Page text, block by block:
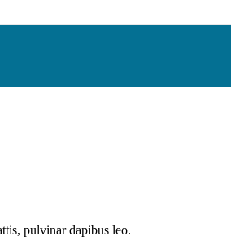
pulvinar dapibus leo.